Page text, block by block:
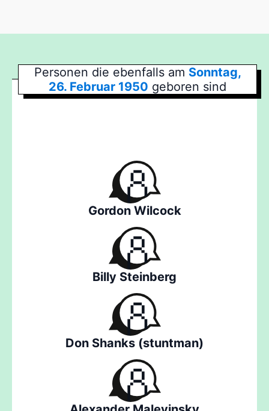
Personen die ebenfalls am Sonntag,
26. Februar 1950 geboren sind
Gordon Wilcock
Billy Steinberg
Don Shanks (stuntman)